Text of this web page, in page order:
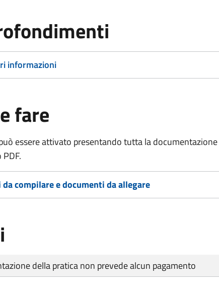
informazioni
fare
essere attivato presentando tutta la
compilare e documenti da allegare
della pratica non prevede alcun pagamento